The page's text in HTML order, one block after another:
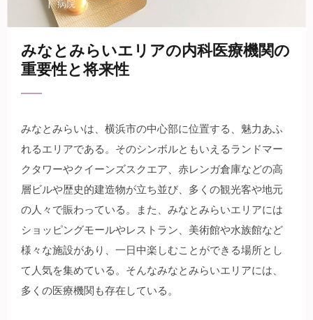
病院
みなとみらいエリアの内科医療機関の
重要性と将来性
みなとみらいは、横浜市の中心部に位置する、魅力あふ
れるエリアである。 そのシンボルともいえるランドマー
クタワーやクイーンズスクエア、赤レンガ倉庫などの高
層ビルや歴史的建造物が立ち並び、多くの観光客や地元
の人々で賑わっている。また、みなとみらいエリアには
ショッピングモールやレストラン、美術館や水族館など
様々な施設があり、一日中楽しむことができる場所とし
て人気を集めている。そんなみなとみらいエリアには、
多くの医療機関も存在している。